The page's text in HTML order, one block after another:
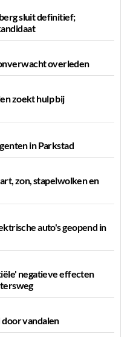
sluit definitief;
overleden
zoekt hulp bij
in Parkstad
zon, stapelwolken en
auto's geopend in
negatieve effecten
vandalen